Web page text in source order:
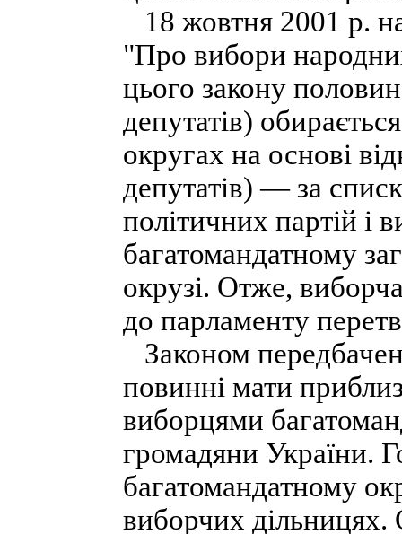
18 жовтня 2001 р.
"Про вибори
цього закону
депутатів)
округах на основі
депутатів) — за
політичних партій і
багатомандатному
окрузі. Отже,
до парламенту
Законом
повинні мати
виборцями
громадяни України.
багатомандатному
виборчих дільницях.